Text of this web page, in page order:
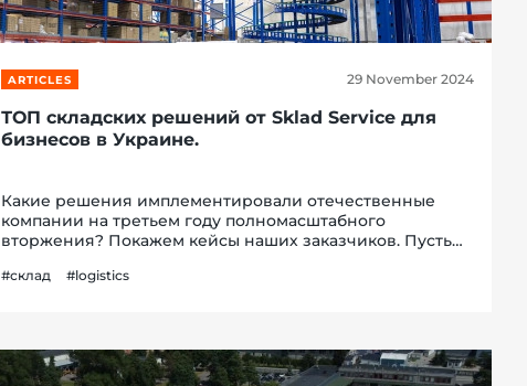
ARTICLES 29 November 2024
ТОП складских решений от Sklad Service для
бизнесов в Украине.
Какие решения имплементировали отечественные
компании на третьем году полномасштабного
вторжения? Покажем кейсы наших заказчиков. Пусть
Sklad Service. Почему мы можем об этом говорить и что
#склад #logistics